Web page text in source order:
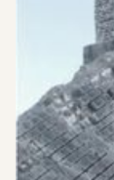
ДОВІДКА